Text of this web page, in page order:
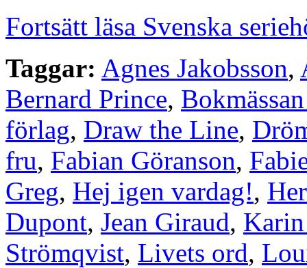
Fortsätt läsa Svenska
Taggar: Agnes Jakobsson,
Bernard Prince,
förlag, Draw the Line,
fru, Fabian Göranson,
Greg, Hej igen vardag!,
Dupont, Jean Giraud,
Strömqvist, Livets ord,